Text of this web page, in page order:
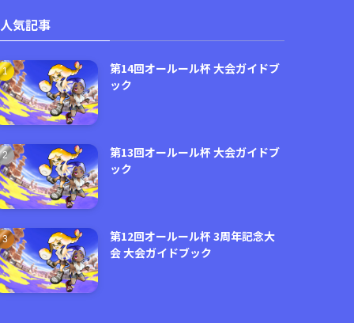
人気記事
第14回オールール杯 大会ガイドブ
ック
第13回オールール杯 大会ガイドブ
ック
第12回オールール杯 3周年記念大
会 大会ガイドブック